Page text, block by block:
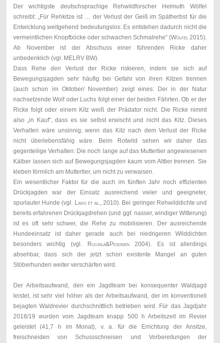
Der wichtigste deutschsprachige Rehwildforscher Helmuth Wölfel
schreibt: „Für Rehkitze ist … der Verlust der Geiß im Spätherbst für die
Entwick­lung weitgehend bedeutungslos: Es entstehen dadurch nicht die
vermeint­lichen Knopfböcke oder schwachen Schmalrehe“ (Wölfel 2015).
Ab November ist der Abschuss einer führenden Ricke daher
unbedenklich (vgl. MELRV BW).
Dass Rehe den Verlust der Ricke riskieren, indem sie sich auf
Bewegungsjagden sehr häufig bei Gefahr von ihren Kitzen trennen
(auch schon im Oktober/ November) zeigt eines: Der in der Natur
nachsetzende Wolf oder Luchs folgt einer der beiden Fährten. Ob er der
Ricke folgt oder einem Kitz weiß der Prädator nicht. Die Ricke nimmt
also „in Kauf“, dass es sie selbst erwischt und nicht das Kitz. Dieses
Verhalten wäre unsinnig, wenn das Kitz nach dem Verlust der Ricke
nicht überlebensfähig wäre. Beim Rotwild sehen wir daher das
gegenteilige Verhalten: Die noch lange auf das Muttertier angewiesenen
Kälber lassen sich auf Bewegungsjagden kaum vom Alttier trennen. Sie
kleben förmlich am Muttertier, um nicht zu verwaisen.
Ein wesentlicher Faktor für die auch im fünften Jahr noch effizienten
Drückjagden war der Einsatz ausreichend vieler und geeigneter,
spurlauter Hunde (vgl.
Lang et al
., 2010). Bei geringer Rehwilddichte und
bereits erfahrenen Drückjagdrehen (und ggf. nasser, windiger Witterung)
ist es oft sehr schwer, die Rehe zu mobilisieren. Der ausreichende
Hundeeinsatz ist daher gerade auch bei niedrigeren Wilddichten
besonders wichtig (vgl. Ruusila&Pesonen 2004). Es ist
allerdings
absehbar, dass sich der jetzt schon existente Mangel an guten
Stöberhunden weiter verschärfen wird.
Der Arbeitsaufwand, den ein Jagdteam bei konsequenter Waldjagd
leistet, ist sehr viel höher als der Arbeitsaufwand, der im konventionell
bejagten Waldrevier durchschnittlich betrieben wird. Für das Jagdjahr
2018/19 wurden vom Jagdteam knapp 500 h Arbeitszeit im Revier
geleistet (41,7 h im Monat), v. a. für die Errichtung der Ansitze,
freischneiden von Schussschneisen und Vorbereitungen der